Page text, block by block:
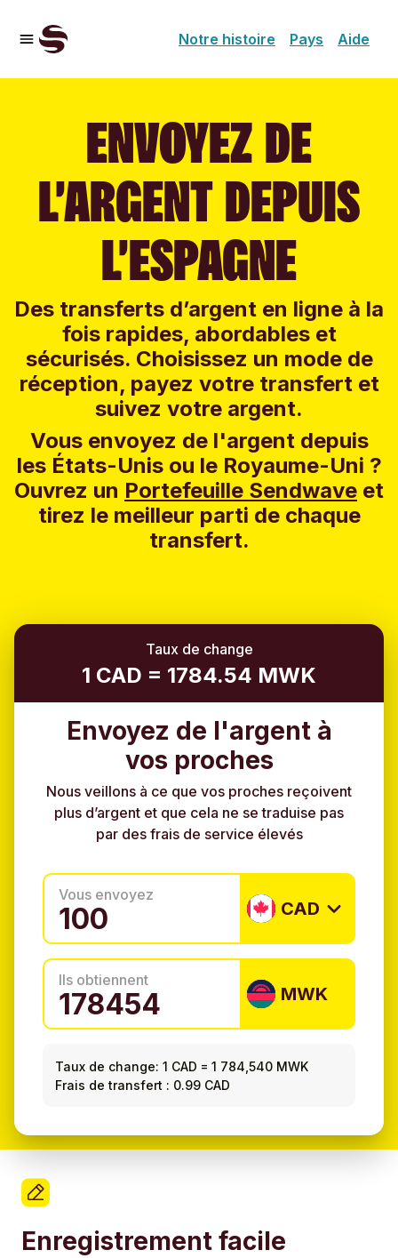
Notre histoire Pays Aide
ENVOYEZ DE
L’ARGENT DEPUIS
L’ESPAGNE
Des transferts d’argent en ligne à la
fois rapides, abordables et
sécurisés. Choisissez un mode de
réception, payez votre transfert et
suivez votre argent.
Vous envoyez de l'argent depuis
les États-Unis ou le Royaume-Uni ?
Ouvrez un Portefeuille Sendwave et
tirez le meilleur parti de chaque
transfert.
Taux de change
1 CAD = 1784.54 MWK
Envoyez de l'argent à
vos proches
Nous veillons à ce que vos proches reçoivent
plus d’argent et que cela ne se traduise pas
par des frais de service élevés
Vous envoyez
CAD
Ils obtiennent
MWK
Taux de change: 1 CAD =1 784,540 MWK
Frais de transfert : 0.99 CAD
Enregistrement facile